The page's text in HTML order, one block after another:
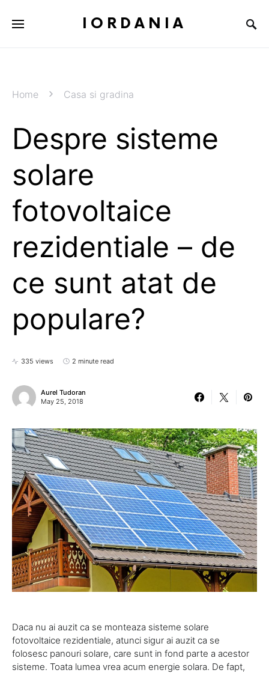
IORDANIA
Home Casa si gradina
Despre sisteme
solare
fotovoltaice
rezidentiale – de
ce sunt atat de
populare?
335 views 2 minute read
Aurel Tudoran
May 25, 2018
Daca nu ai auzit ca se monteaza sisteme solare
fotovoltaice rezidentiale, atunci sigur ai auzit ca se
folosesc panouri solare, care sunt in fond parte a acestor
sisteme. Toata lumea vrea acum energie solara. De fapt,